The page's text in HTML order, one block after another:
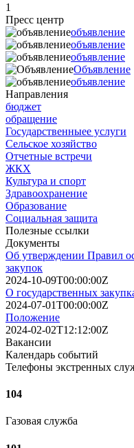
1
Пресс центр
объявление
объявление
объявление
Объявление
объявление
Направления
бюджет
обращение
Государственныее услуги
Сельское хозяйство
Отчетные встречи
ЖКХ
Культура и спорт
Здравоохранение
Образование
Социальная защита
Полезные ссылки
Документы
Об утверждении Правил
закупок
2024-10-09T00:00:00Z
О государственных
2024-07-01T00:00:00Z
Положение
2024-02-02T12:12:00Z
Вакансии
Календарь событий
Телефоны экстренных
104
Газовая служба